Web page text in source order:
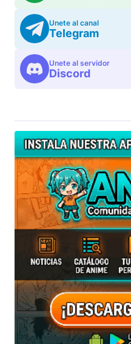
Unete al canal
Telegram
Unete al servidor
Discord